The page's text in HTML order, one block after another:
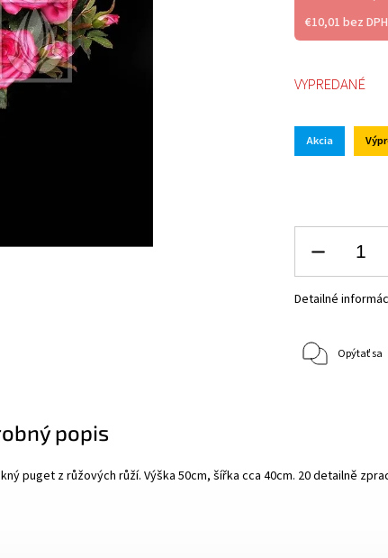
€10,01 bez DPH
Akcia
VYPREDANÉ
Detailné
Opýtať sa
popis
puget z růžových růží. Výška 50cm, šířka cca 40cm. 20 detailně